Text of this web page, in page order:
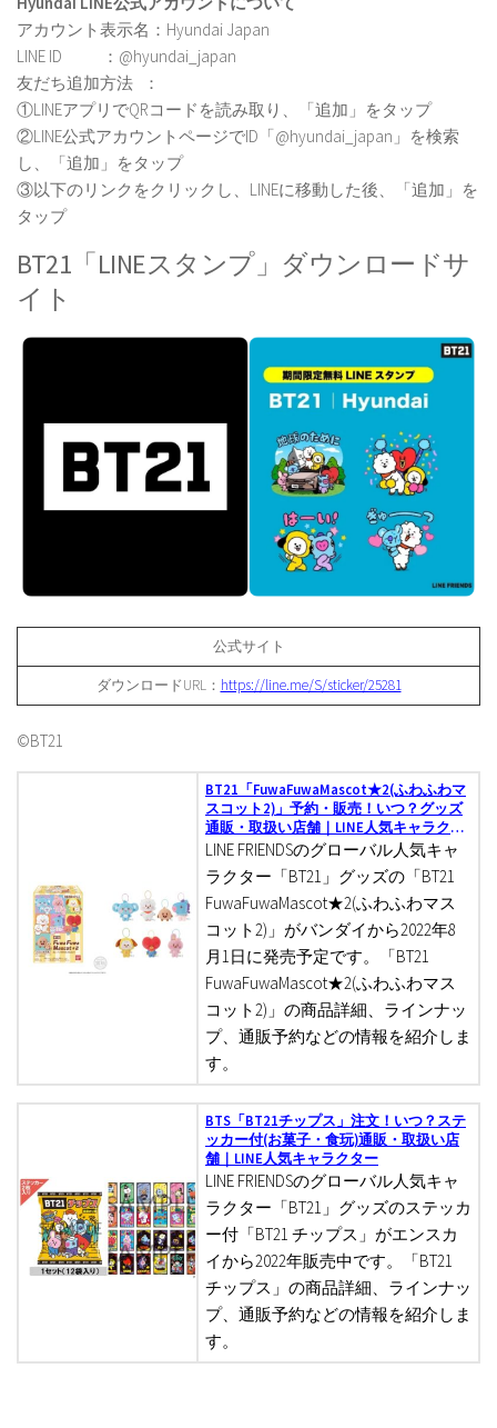
アカウント表示名：Hyundai Japan
LINE ID ：@hyundai_japan
友だち追加方法 ：
①LINEアプリでQRコードを読み取り、「追加」をタップ
②LINE公式アカウントページでID「@hyundai_japan」を検索
し、「追加」をタップ
③以下のリンクをクリックし、LINEに移動した後、「追加」を
タップ
BT21「LINEスタンプ」ダウンロードサ
イト
公式サイト
ダウンロードURL： https://line.me/S/sticker/25281
©BT21
BT21「FuwaFuwaMascot★2(ふわふわマ
スコット2)」予約・販売！いつ？グッズ
通販・取扱い店舗｜LINE人気キャラクタ
ー
LINE FRIENDSのグローバル人気キャ
ラクター「BT21」グッズの「BT21
FuwaFuwaMascot★2(ふわふわマス
コット2)」がバンダイから2022年8
月1日に発売予定です。「BT21
FuwaFuwaMascot★2(ふわふわマス
コット2)」の商品詳細、ラインナッ
プ、通販予約などの情報を紹介しま
す。
BTS「BT21チップス」注文！いつ？ステ
ッカー付(お菓子・食玩)通販・取扱い店
舗｜LINE人気キャラクター
LINE FRIENDSのグローバル人気キャ
ラクター「BT21」グッズのステッカ
ー付「BT21 チップス」がエンスカ
イから2022年販売中です。「BT21
チップス」の商品詳細、ラインナッ
プ、通販予約などの情報を紹介しま
す。